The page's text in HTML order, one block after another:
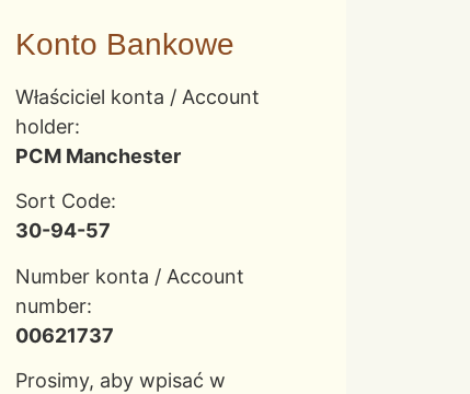
Konto Bankowe
Właściciel konta / Account
holder:
PCM Manchester
Sort Code:
30-94-57
Number konta / Account
number:
00621737
Prosimy, aby wpisać w